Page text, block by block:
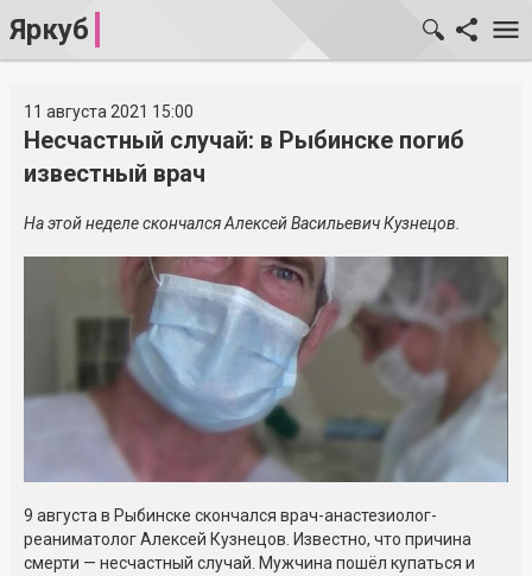
Яркуб
11 августа 2021 15:00
Несчастный случай: в Рыбинске погиб
известный врач
На этой неделе скончался Алексей Васильевич Кузнецов.
9 августа в Рыбинске скончался врач-анастезиолог-
реаниматолог Алексей Кузнецов. Известно, что причина
смерти — несчастный случай. Мужчина пошёл купаться и